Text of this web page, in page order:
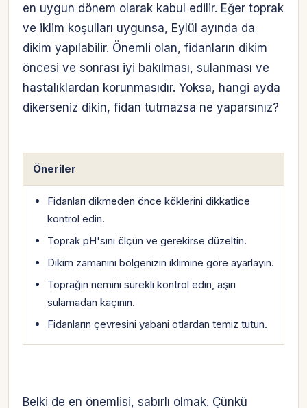
en uygun dönem olarak kabul edilir. Eğer toprak
ve iklim koşulları uygunsa, Eylül ayında da
dikim yapılabilir. Önemli olan, fidanların dikim
öncesi ve sonrası iyi bakılması, sulanması ve
hastalıklardan korunmasıdır. Yoksa, hangi ayda
dikerseniz dikin, fidan tutmazsa ne yaparsınız?
Öneriler
Fidanları dikmeden önce köklerini dikkatlice
kontrol edin.
Toprak pH'sını ölçün ve gerekirse düzeltin.
Dikim zamanını bölgenizin iklimine göre ayarlayın.
Toprağın nemini sürekli kontrol edin, aşırı
sulamadan kaçının.
Fidanların çevresini yabani otlardan temiz tutun.
Belki de en önemlisi, sabırlı olmak. Çünkü